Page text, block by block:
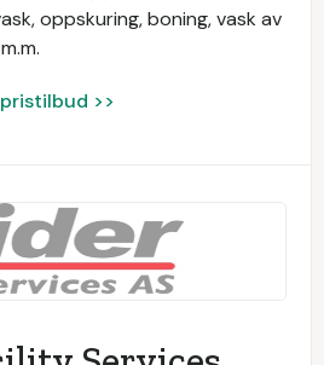
oppskuring, boning, vask av
pristilbud >>